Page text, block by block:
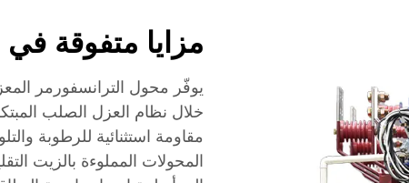
مزايا متفوقة في
يوفّر محول الترانسفورمر
خلال نظام العزل الصلب
مقاومة استثنائية للرطوبة
المحولات المملوءة بالزيت